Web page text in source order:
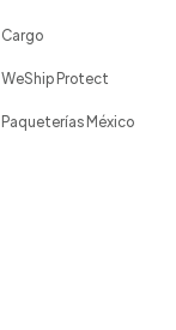
Cargo
WeShip Protect
Paqueterías México